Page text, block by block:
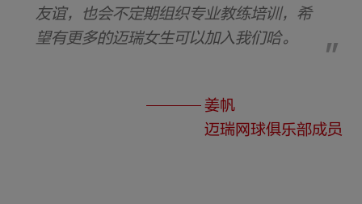
友谊，也会不定期组织专业教练培训，希
望有更多的迈瑞女生可以加入我们哈。
姜帆
迈瑞网球俱乐部成员